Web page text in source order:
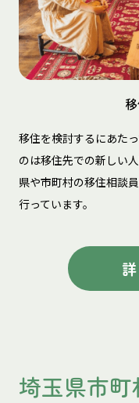
移住を検討するにあた
のは移住先での新しい人
県や市町村の移住相談
行っています。
埼玉県市町